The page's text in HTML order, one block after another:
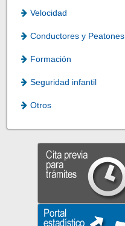
Velocidad
Conductores y Peatones
Formación
Seguridad infantil
Otros